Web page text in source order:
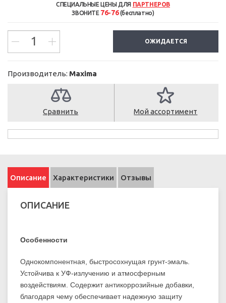
СПЕЦИАЛЬНЫЕ ЦЕНЫ ДЛЯ ПАРТНЕРОВ
ЗВОНИТЕ 76-76(бесплатно)
ОЖИДАЕТСЯ
Производитель: Maxima
Сравнить Мой ассортимент
Описание Характеристики Отзывы
ОПИСАНИЕ
Особенности
Однокомпонентная, быстросохнущая грунт-эмаль.
Устойчива к УФ-излучению и атмосферным
воздействиям. Содержит антикоррозийные добавки,
благодаря чему обеспечивает надежную защиту